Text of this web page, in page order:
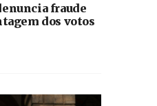
fraude
dos votos